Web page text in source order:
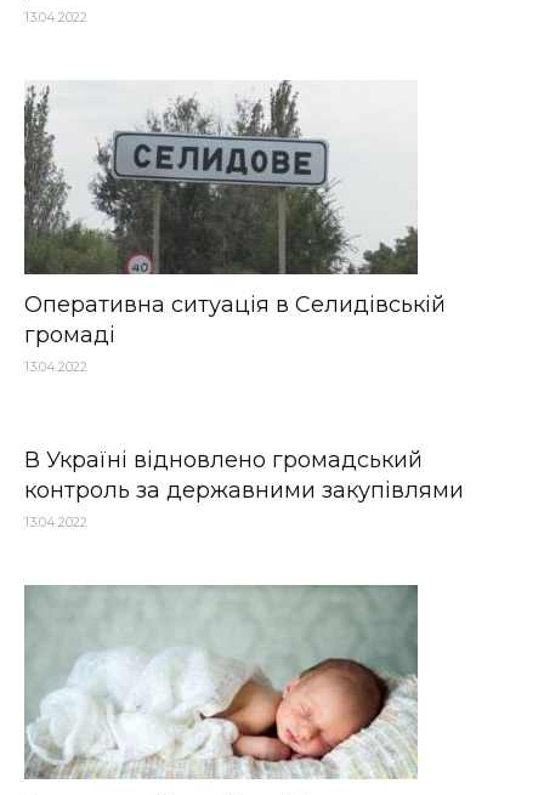
13.04.2022
Оперативна ситуація в Селидівській
громаді
13.04.2022
В Україні відновлено громадський
контроль за державними закупівлями
13.04.2022